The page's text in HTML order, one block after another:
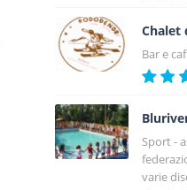
Chalet
Bar e
Sport -
varie